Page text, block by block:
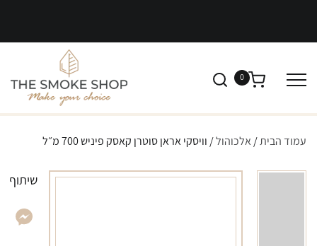
0
עמוד הבית/ אלכוהול/ וויסקי אראן סוטרן קאסק פיניש 700 מ״ל
שיתוף